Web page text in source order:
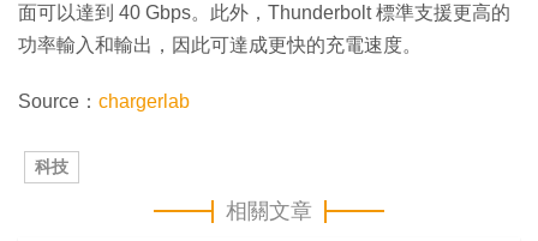
面可以達到 40 Gbps。此外，Thunderbolt 標準支援更高的
功率輸入和輸出，因此可達成更快的充電速度。
Source： chargerlab
科技
相關文章